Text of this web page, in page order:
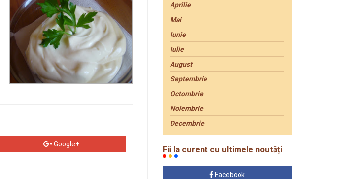
Google+
Aprilie
Mai
Iunie
Iulie
August
Septembrie
Octombrie
Noiembrie
Decembrie
Fii la curent cu ultimele noutăți
Facebook